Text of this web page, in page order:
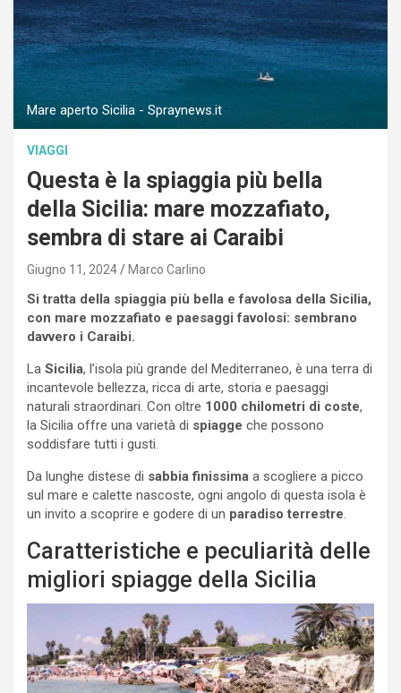
Mare aperto Sicilia - Spraynews.it
VIAGGI
Questa è la spiaggia più bella
della Sicilia: mare mozzafiato,
sembra di stare ai Caraibi
Giugno 11, 2024 Marco Carlino
Si tratta della spiaggia più bella e favolosa della Sicilia,
con mare mozzafiato e paesaggi favolosi: sembrano
davvero i Caraibi.
La Sicilia, l’isola più grande del Mediterraneo, è una terra di
incantevole bellezza, ricca di arte, storia e paesaggi
naturali straordinari. Con oltre 1000 chilometri di coste,
la Sicilia offre una varietà di spiagge che possono
soddisfare tutti i gusti.
Da lunghe distese di sabbia finissima a scogliere a picco
sul mare e calette nascoste, ogni angolo di questa isola è
un invito a scoprire e godere di un paradiso terrestre.
Caratteristiche e peculiarità delle
migliori spiagge della Sicilia